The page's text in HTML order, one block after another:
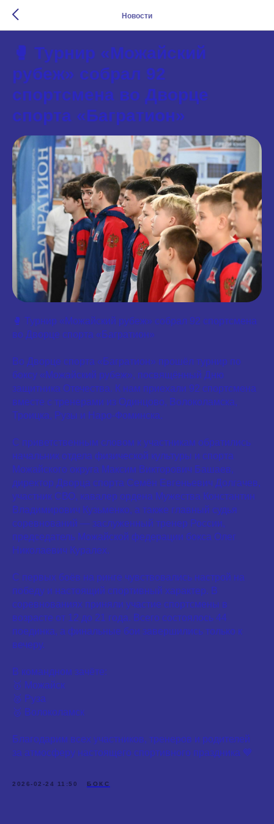
Новости
🥊 Турнир «Можайский
рубеж» собрал 92
спортсмена во Дворце
спорта «Багратион»
🥊 Турнир «Можайский рубеж» собрал 92 спортсмена
во Дворце спорта «Багратион»
Во Дворце спорта «Багратион» прошёл турнир по
боксу «Можайский рубеж», посвящённый Дню
защитника Отечества. К нам приехали 92 спортсмена
вместе с тренерами из Одинцово, Волоколамска,
Троицка, Рузы и Наро-Фоминска.
С приветственным словом к участникам обратились
начальник отдела физической культуры и спорта
Можайского округа Максим Викторович Башаев,
директор Дворца спорта Семён Евгеньевич Долгачев,
участник СВО, кавалер ордена Мужества Константин
Владимирович Кузьменко, а также главный судья
соревнований — заслуженный тренер России,
председатель Можайской федерации бокса Олег
Николаевич Куралех.
С первых боёв на ринге чувствовались настрой на
победу и настоящий спортивный характер. В
соревнованиях приняли участие спортсмены в
возрасте от 12 до 21 года. Всего состоялось 44
поединка, а финальные бои завершились только к
вечеру.
В командном зачёте:
🥇 Можайск
🥈 Руза
🥉 Волоколамск
Благодарим всех участников, тренеров и родителей
за атмосферу настоящего спортивного праздника 💙
2026-02-24 11:50 БОКС